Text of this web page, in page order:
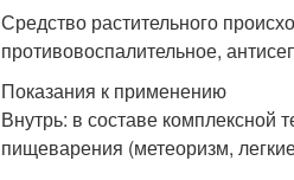
Средство растительного
противовоспалительное,
Показания к применению
Внутрь: в составе комплексной
пищеварения (метеоризм,